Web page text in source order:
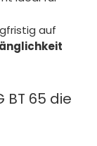
auf
BT 65 die